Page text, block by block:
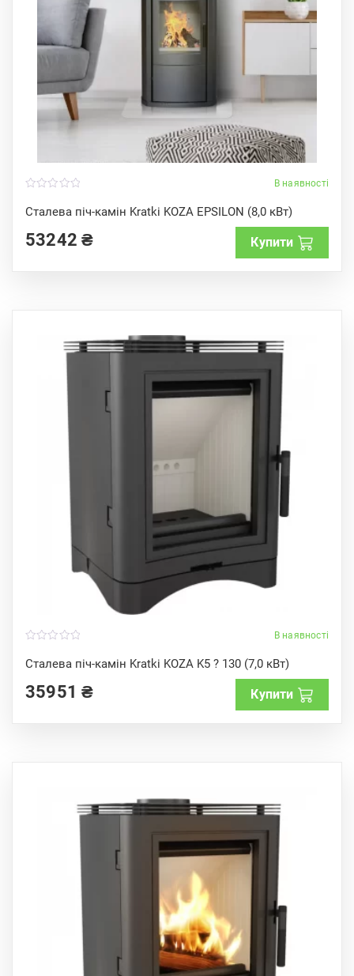
В наявності
Сталева піч-камін Kratki KOZA EPSILON (8,0 кВт)
o
u
o
f53242₴ Купити
В наявності
Сталева піч-камін Kratki KOZA K5 ? 130 (7,0 кВт)
o
u
o
f
35951₴ Купити